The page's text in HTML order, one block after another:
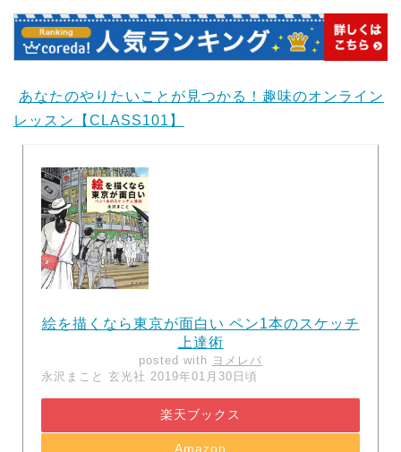
あなたのやりたいことが見つかる！趣味のオンライン
レッスン【CLASS101】
絵を描くなら東京が面白い ペン1本のスケッチ
上達術
posted with ヨメレバ
永沢まこと 玄光社 2019年01月30日頃
楽天ブックス
Amazon